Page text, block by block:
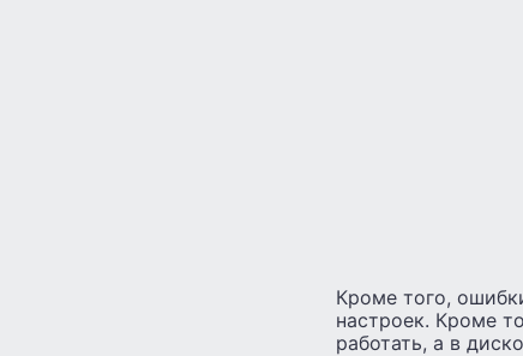
Кроме того,
настроек. Кроме
работать, а в